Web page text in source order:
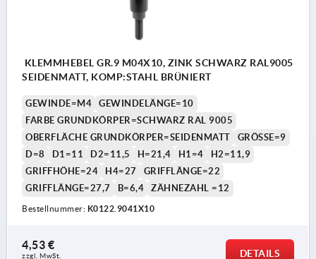
KLEMMHEBEL GR.9 M04X10, ZINK SCHWARZ RAL9005
SEIDENMATT, KOMP:STAHL BRÜNIERT
GEWINDE=M4
GEWINDELÄNGE=10
FARBE GRUNDKÖRPER=SCHWARZ RAL 9005
OBERFLÄCHE GRUNDKÖRPER=SEIDENMATT
GRÖSSE=9
D=8
D1=11 D2=11,5 H=21,4 H1=4
H2=11,9
GRIFFHÖHE=24
H4=27
GRIFFLÄNGE=22
GRIFFLÄNGE=27,7
B=6,4 ZÄHNEZAHL =12
Bestellnummer: K0122.9041X10
4,53 €
zzgl. MwSt.
DETAILS